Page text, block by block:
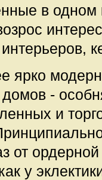
в одном
ярко
-
и
от
у